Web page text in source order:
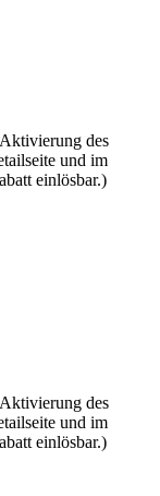
des
und im
einlösbar.)
des
und im
einlösbar.)